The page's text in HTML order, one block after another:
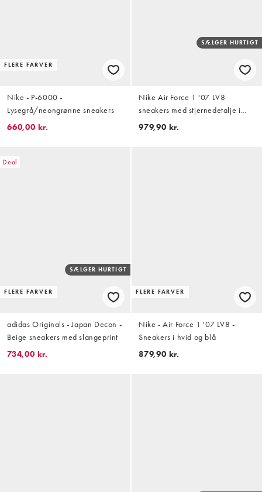
FLERE FARVER
Nike - P-6000 -
Lysegrå/neongrønne sneakers
660,00 kr.
SÆLGER HURTIGT
Nike Air Force 1 '07 LV8
sneakers med stjernedetalje i
hvid
979,90 kr.
Deal
FLERE FARVER
SÆLGER HURTIGT
adidas Originals - Japan Decon -
Beige sneakers med slangeprint
734,00 kr.
FLERE FARVER
Nike - Air Force 1 '07 LV8 -
Sneakers i hvid og blå
879,90 kr.